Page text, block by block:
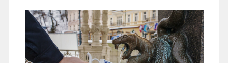
【卡羅維瓦利～貴族的療養聖地】
至今已有600多年歷史、捷克首屈一指的溫泉療
養地，有著獨特的溫泉迴廊搭配著優美山谷景色